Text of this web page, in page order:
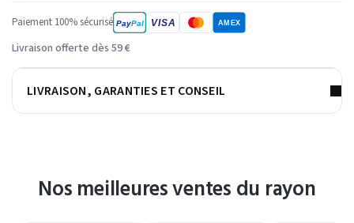
Paiement 100% sécurisé PayPal VISA AMEX
Livraison offerte dès 59 €
LIVRAISON, GARANTIES ET CONSEIL
Nos meilleures ventes du rayon